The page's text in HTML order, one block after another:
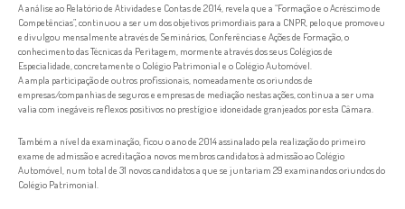
A análise ao Relatório de Atividades e Contas de 2014, revela que a “Formação e o Acréscimo de
Competências”, continuou a ser um dos objetivos primordiais para a CNPR, pelo que promoveu
e divulgou mensalmente através de Seminários, Conferências e Ações de Formação, o
conhecimento das Técnicas da Peritagem, mormente através dos seus Colégios de
Especialidade, concretamente o Colégio Patrimonial e o Colégio Automóvel.
A ampla participação de outros profissionais, nomeadamente os oriundos de
empresas/companhias de seguros e empresas de mediação nestas ações, continua a ser uma
valia com inegáveis reflexos positivos no prestígio e idoneidade granjeados por esta Câmara.
Também a nível da examinação, ficou o ano de 2014 assinalado pela realização do primeiro
exame de admissão e acreditação a novos membros candidatos à admissão ao Colégio
Automóvel, num total de 31 novos candidatos a que se juntariam 29 examinandos oriundos do
Colégio Patrimonial.